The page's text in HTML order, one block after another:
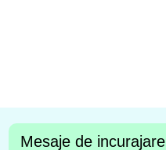
Mesaje de incurajare